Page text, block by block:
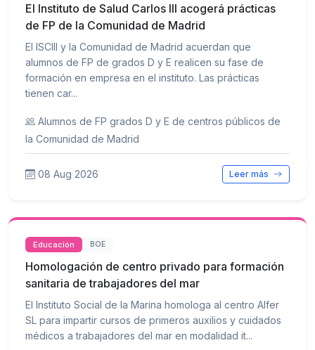
El Instituto de Salud Carlos III acogerá prácticas
de FP de la Comunidad de Madrid
El ISCIII y la Comunidad de Madrid acuerdan que
alumnos de FP de grados D y E realicen su fase de
formación en empresa en el instituto. Las prácticas
tienen car...
Alumnos de FP grados D y E de centros públicos de
la Comunidad de Madrid
08 Aug 2026 Leer más
Educación BOE
Homologación de centro privado para formación
sanitaria de trabajadores del mar
El Instituto Social de la Marina homologa al centro Alfer
SL para impartir cursos de primeros auxilios y cuidados
médicos a trabajadores del mar en modalidad it...